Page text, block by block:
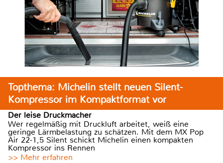
Topthema: Michelin stellt neuen Silent-
Kompressor im Kompaktformat vor
Der leise Druckmacher
Wer regelmäßig mit Druckluft arbeitet, weiß eine
geringe Lärmbelastung zu schätzen. Mit dem MX Pop
Air 22-1,5 Silent schickt Michelin einen kompakten
Kompressor ins Rennen
>> Mehr erfahren